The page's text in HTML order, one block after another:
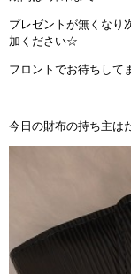
プレゼントが無くなり
加ください☆
フロントでお待ちして
今日の財布の持ち主は